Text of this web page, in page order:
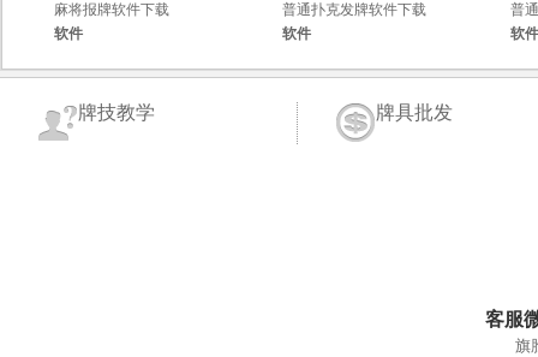
麻将报牌软件下载
软件
普通扑克发牌软件下载
软件
普
软件
牌技教学 牌具批发
客服
旗